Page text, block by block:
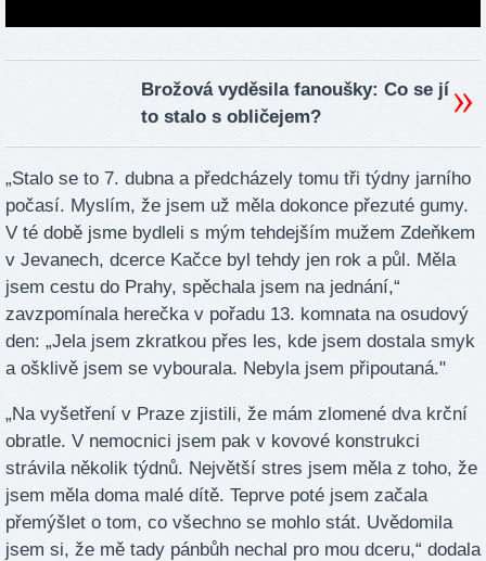
Brožová vyděsila fanoušky: Co se jí
to stalo s obličejem?
„Stalo se to 7. dubna a předcházely tomu tři týdny jarního
počasí. Myslím, že jsem už měla dokonce přezuté gumy.
V té době jsme bydleli s mým tehdejším mužem Zdeňkem
v Jevanech, dcerce Kačce byl tehdy jen rok a půl. Měla
jsem cestu do Prahy, spěchala jsem na jednání,“
zavzpomínala herečka v pořadu 13. komnata na osudový
den: „Jela jsem zkratkou přes les, kde jsem dostala smyk
a ošklivě jsem se vybourala. Nebyla jsem připoutaná."
„Na vyšetření v Praze zjistili, že mám zlomené dva krční
obratle. V nemocnici jsem pak v kovové konstrukci
strávila několik týdnů. Největší stres jsem měla z toho, že
jsem měla doma malé dítě. Teprve poté jsem začala
přemýšlet o tom, co všechno se mohlo stát. Uvědomila
jsem si, že mě tady pánbůh nechal pro mou dceru,“ dodala